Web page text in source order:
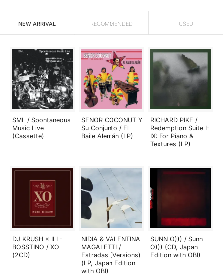
NEW ARRIVAL RECOMMENDED USED
SML / Spontaneous
Music Live
(Cassette)
SENOR COCONUT Y
Su Conjunto / El
Baile Alemán (LP)
RICHARD PIKE /
Redemption Suite I-
IX: For Piano &
Textures (LP)
DJ KRUSH × ILL-
BOSSTINO / XO
(2CD)
NIDIA & VALENTINA
MAGALETTI /
Estradas (Versions)
(LP, Japan Edition
with OBI)
SUNN O))) / Sunn
O))) (CD, Japan
Edition with OBI)